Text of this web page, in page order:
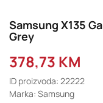
Samsung X135
Grey
378,73 KM
ID proizvoda: 22222
Marka: Samsung